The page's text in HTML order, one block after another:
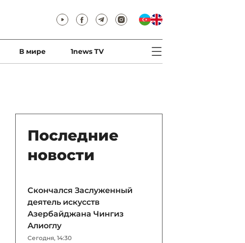
В мире 1news TV
Последние
новости
Скончался Заслуженный
деятель искусств
Азербайджана Чингиз
Алиоглу
Сегодня, 14:30